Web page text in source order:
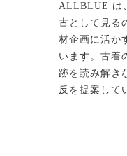
ALLBLUE は
古として見る
材企画に活か
います。古着
跡を読み解き
反を提案して